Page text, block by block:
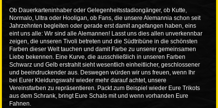
Ob Dauerkarteninhaber oder Gelegenheitsstadiongänger, ob Kutte,
Normalo, Ultra oder Hooligan, ob Fans, die unsere Alemannia schon seit
Jahrzehnten begleiten oder gerade erst damit angefangen haben, eins
eint uns alle: Wir sind alle Alemannen! Lasst uns dies allen unverkennbar
zeigen, die unseren Tivoli betreten und die Südtribüne in die schönsten
Farben dieser Welt tauchen und damit Farbe zu unserer gemeinsamen
Liebe bekennen. Eine Kurve, die ausschließlich in unseren Farben
Schwarz und Gelb erstrahlt sieht wesentlich einheitlicher, geschlossener
und beeindruckender aus. Deswegen würden wir uns freuen, wenn Ihr
bei Eurer Kleidungswahl wieder mehr darauf achtet, unsere
Vereinsfarben zu repräsentieren. Packt zum Beispiel wieder Eure Trikots
aus dem Schrank, bringt Eure Schals mit und wenn vorhanden Eure
Fahnen.